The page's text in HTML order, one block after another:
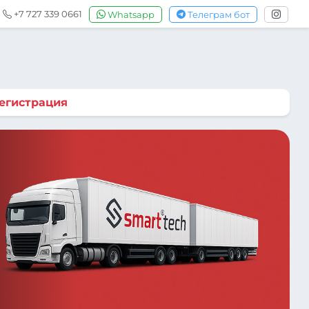
+7 727 339 0661 Whatsapp Телеграм бот